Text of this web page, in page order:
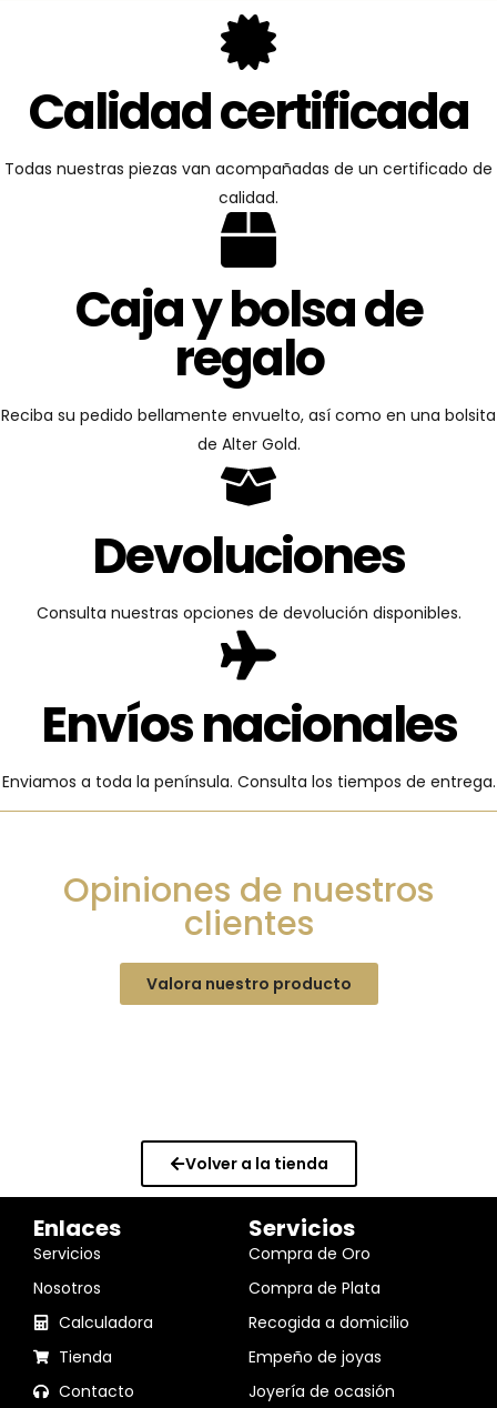
Calidad certificada
Todas nuestras piezas van acompañadas de un certificado de
calidad.
Caja y bolsa de
regalo
Reciba su pedido bellamente envuelto, así como en una bolsita
de Alter Gold.
Devoluciones
Consulta nuestras opciones de devolución disponibles.
Envíos nacionales
Enviamos a toda la península. Consulta los tiempos de entrega.
Opiniones de nuestros
clientes
Valora nuestro producto
Volver a la tienda
Enlaces
Servicios
Nosotros
Calculadora
Tienda
Contacto
Servicios
Compra de Oro
Compra de Plata
Recogida a domicilio
Empeño de joyas
Joyería de ocasión